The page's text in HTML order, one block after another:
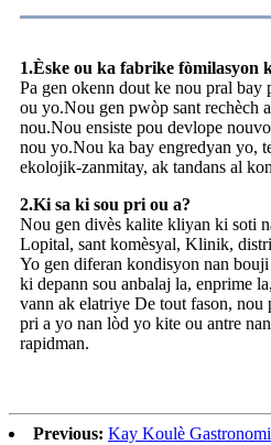
1.Èske ou ka fabrike fòmilasyon
Pa gen okenn dout ke nou pral bay
ou yo.Nou gen pwòp sant rechèch
nou.Nou ensiste pou devlope
nou yo.Nou ka bay engredyan yo,
ekolojik-zanmitay, ak tandans al
2.Ki sa ki sou pri ou a?
Nou gen divès kalite kliyan ki soti
Lopital, sant komèsyal, Klinik,
Yo gen diferan kondisyon nan
ki depann sou anbalaj la, enprime
vann ak elatriye De tout fason,
pri a yo nan lòd yo kite ou antre
rapidman.
Previous: Kay Koulè